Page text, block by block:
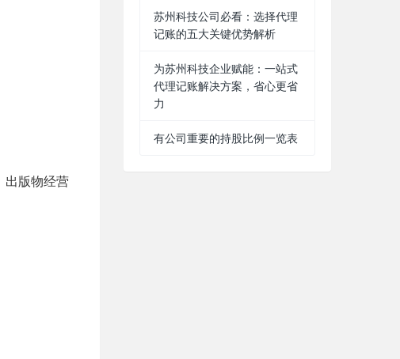
出版物经营
苏州科技公司必看：选择代理
记账的五大关键优势解析
为苏州科技企业赋能：一站式
代理记账解决方案，省心更省
力
有公司重要的持股比例一览表